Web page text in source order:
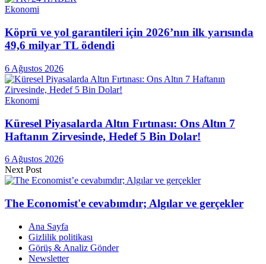
Ekonomi
Köprü ve yol garantileri için 2026’nın ilk yarısında
49,6 milyar TL ödendi
6 Ağustos 2026
Ekonomi
Küresel Piyasalarda Altın Fırtınası: Ons Altın 7
Haftanın Zirvesinde, Hedef 5 Bin Dolar!
6 Ağustos 2026
Next Post
The Economist'e cevabımdır; Algılar ve gerçekler
Ana Sayfa
Gizlilik politikası
Görüş & Analiz Gönder
Newsletter